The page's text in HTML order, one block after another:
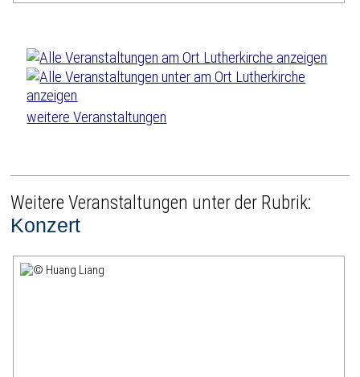
weitere Veranstaltungen
Weitere Veranstaltungen unter der Rubrik:
Konzert